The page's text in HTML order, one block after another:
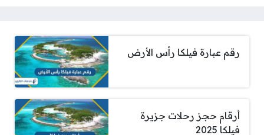
رقم عبارة فيلكا رأس الأرض
أرقام حجز رحلات جزيرة
فيلكا 2025